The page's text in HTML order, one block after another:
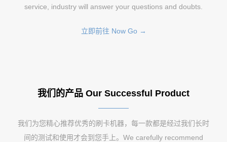
service, industry will answer your questions and doubts.
立即前往 Now Go →
我们的产品 Our Successful Product
我们为您精心推荐优秀的刷卡机器，每一款都是经过我们长时
间的测试和使用才会到您手上。We carefully recommend